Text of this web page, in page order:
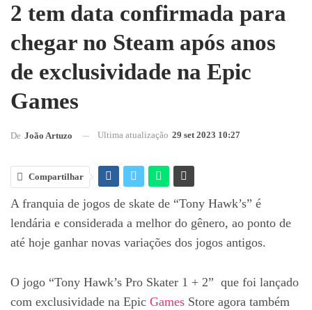
2 tem data confirmada para
chegar no Steam após anos
de exclusividade na Epic
Games
De João Artuzo Ultima atualização 29 set 2023 10:27
Compartilhar
A franquia de jogos de skate de “Tony Hawk’s” é
lendária e considerada a melhor do gênero, ao ponto de
até hoje ganhar novas variações dos jogos antigos.
O jogo “Tony Hawk’s Pro Skater 1 + 2” que foi lançado
com exclusividade na Epic Games Store agora também